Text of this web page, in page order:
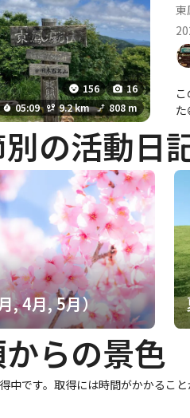
156
16
05:09
9.2 km 808 m
東
の活動日
, 4月, 5月）
らの景色
中です。取得には時間がかかること